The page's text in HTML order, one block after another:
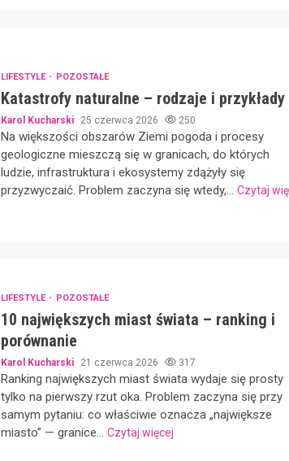
LIFESTYLE POZOSTAŁE
Katastrofy naturalne – rodzaje i przykłady
Karol Kucharski 25 czerwca 2026 250
Na większości obszarów Ziemi pogoda i procesy
geologiczne mieszczą się w granicach, do których
ludzie, infrastruktura i ekosystemy zdążyły się
przyzwyczaić. Problem zaczyna się wtedy,... Czytaj
LIFESTYLE POZOSTAŁE
10 największych miast świata – ranking i
porównanie
Karol Kucharski 21 czerwca 2026 317
Ranking największych miast świata wydaje się prosty
tylko na pierwszy rzut oka. Problem zaczyna się przy
samym pytaniu: co właściwie oznacza „największe
miasto” — granice... Czytaj więcej